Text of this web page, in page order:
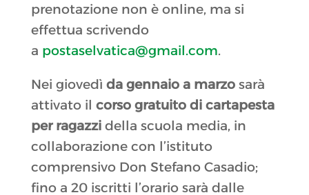
prenotazione non è online, ma si
effettua scrivendo
a postaselvatica@gmail.com.
Nei giovedì da gennaio a marzosarà
attivato il corso gratuito di cartapesta
per ragazzi della scuola media, in
collaborazione con l’istituto
comprensivo Don Stefano Casadio;
fino a 20 iscritti l’orario sarà dalle